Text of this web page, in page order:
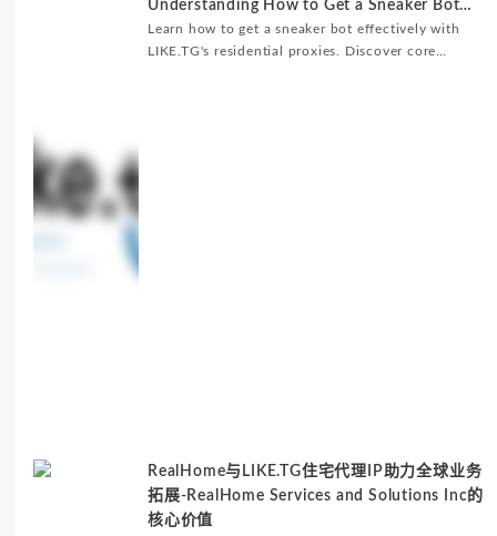
Understanding How to Get a Sneaker Bot
Matters
Learn how to get a sneaker bot effectively with
LIKE.TG's residential proxies. Discover core
RealHome与LIKE.TG住宅代理IP助力全球业务
拓展-RealHome Services and Solutions Inc的
核心价值